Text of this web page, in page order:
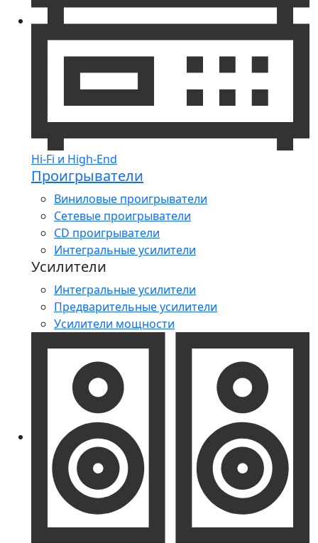
Hi-Fi и High-End
Проигрыватели
Виниловые проигрыватели
Сетевые проигрыватели
CD проигрыватели
Интегральные усилители
Усилители
Интегральные усилители
Предварительные усилители
Усилители мощности